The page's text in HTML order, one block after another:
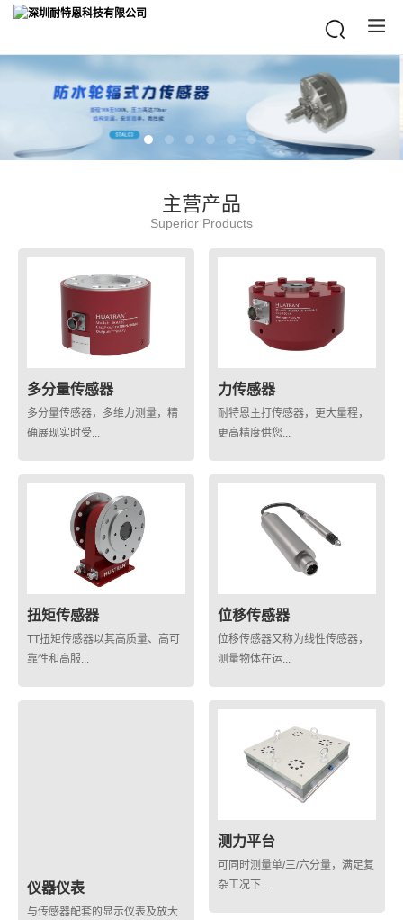
主营产品
Superior Products
多分量传感器
多分量传感器，多维力测量，精
确展现实时受...
力传感器
耐特恩主打传感器，更大量程，
更高精度供您...
扭矩传感器
TT扭矩传感器以其高质量、高可
靠性和高服...
位移传感器
位移传感器又称为线性传感器，
测量物体在运...
仪器仪表
与传感器配套的显示仪表及放大
测力平台
可同时测量单/三/六分量，满足复
杂工况下...